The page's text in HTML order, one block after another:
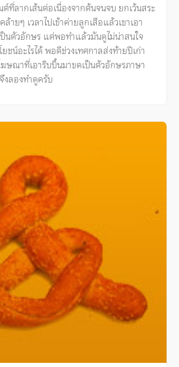
ที่ลากเส้นต่อเนื่องจากต้นจนจบ ยกเว้นสระ
ายๆ เวลาไปเข้าค่ายลูกเสือแล้วเขาเอา
นตัวอักษร แต่พอทำแล้วมันดูไม่น่าสนใจ
ยชน์อะไรได้ พอดีช่วงเทศกาลส่งท้ายปีเก่า
ษณาที่เอาริบบิ้นมาขดเป็นตัวอักษรภาษา
ลองทำดูครับ